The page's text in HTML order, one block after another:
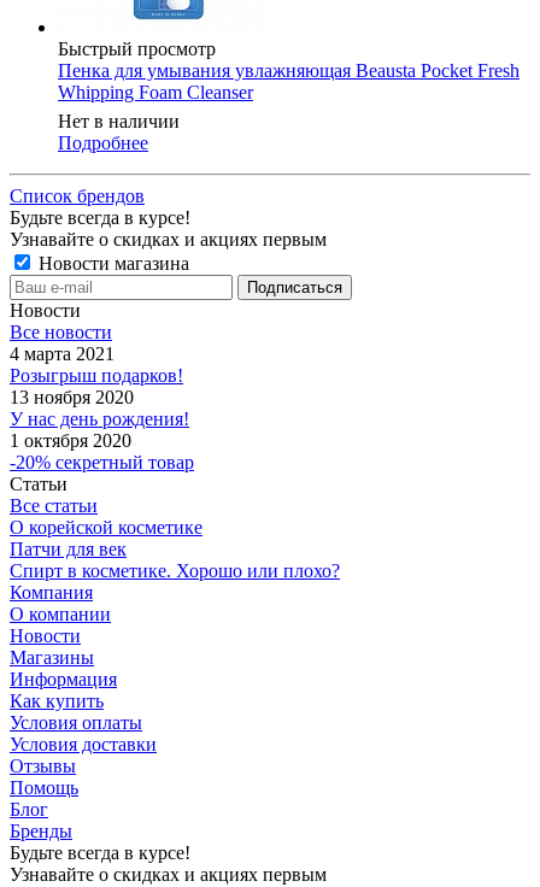
Быстрый просмотр
Пенка для умывания увлажняющая Beausta Pocket Fresh
Whipping Foam Cleanser
Нет в наличии
Подробнее
Список брендов
Будьте всегда в курсе!
Узнавайте о скидках и акциях первым
Новости магазина
Новости
Все новости
4 марта 2021
Розыгрыш подарков!
13 ноября 2020
У нас день рождения!
1 октября 2020
-20% секретный товар
Статьи
Все статьи
О корейской косметике
Патчи для век
Спирт в косметике. Хорошо или плохо?
Компания
О компании
Новости
Магазины
Информация
Как купить
Условия оплаты
Условия доставки
Отзывы
Помощь
Блог
Бренды
Будьте всегда в курсе!
Узнавайте о скидках и акциях первым